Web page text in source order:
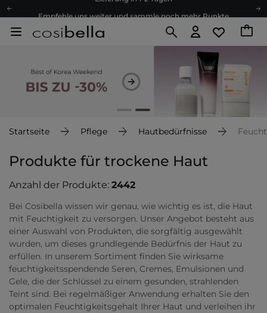
Kostenloser Versand ab 60 €
Versand nach Deutschland und Österreich
Treueprogramm
Empfehle uns weiter und sammle noch mehr Punkte
Kostenloser Versand ab 60 €
Startseite Pflege Hautbedürfnisse
Produkte für trockene Haut
Anzahl der Produkte: 2442
Bei Cosibella wissen wir genau, wie wichtig es ist, die Haut
mit Feuchtigkeit zu versorgen. Unser Angebot besteht aus
einer Auswahl von Produkten, die sorgfältig ausgewählt
wurden, um dieses grundlegende Bedürfnis der Haut zu
erfüllen. In unserem Sortiment finden Sie wirksame
feuchtigkeitsspendende Seren, Cremes, Emulsionen und
Gele, die der Schlüssel zu einem gesunden, strahlenden
Teint sind. Bei regelmäßiger Anwendung erhalten Sie den
optimalen Feuchtigkeitsgehalt Ihrer Haut und verleihen ihr